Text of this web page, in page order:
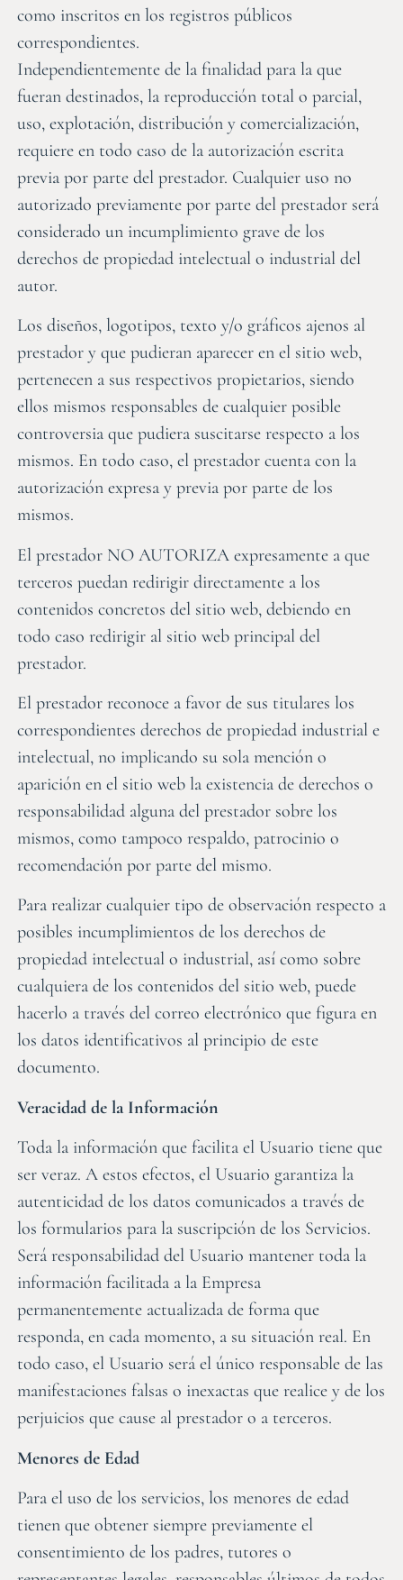
como inscritos en los registros públicos
correspondientes.
Independientemente de la finalidad para la que
fueran destinados, la reproducción total o parcial,
uso, explotación, distribución y comercialización,
requiere en todo caso de la autorización escrita
previa por parte del prestador. Cualquier uso no
autorizado previamente por parte del prestador será
considerado un incumplimiento grave de los
derechos de propiedad intelectual o industrial del
autor.
Los diseños, logotipos, texto y/o gráficos ajenos al
prestador y que pudieran aparecer en el sitio web,
pertenecen a sus respectivos propietarios, siendo
ellos mismos responsables de cualquier posible
controversia que pudiera suscitarse respecto a los
mismos. En todo caso, el prestador cuenta con la
autorización expresa y previa por parte de los
mismos.
El prestador NO AUTORIZA expresamente a que
terceros puedan redirigir directamente a los
contenidos concretos del sitio web, debiendo en
todo caso redirigir al sitio web principal del
prestador.
El prestador reconoce a favor de sus titulares los
correspondientes derechos de propiedad industrial e
intelectual, no implicando su sola mención o
aparición en el sitio web la existencia de derechos o
responsabilidad alguna del prestador sobre los
mismos, como tampoco respaldo, patrocinio o
recomendación por parte del mismo.
Para realizar cualquier tipo de observación respecto a
posibles incumplimientos de los derechos de
propiedad intelectual o industrial, así como sobre
cualquiera de los contenidos del sitio web, puede
hacerlo a través del correo electrónico que figura en
los datos identificativos al principio de este
documento.
Veracidad de la Información
Toda la información que facilita el Usuario tiene que
ser veraz. A estos efectos, el Usuario garantiza la
autenticidad de los datos comunicados a través de
los formularios para la suscripción de los Servicios.
Será responsabilidad del Usuario mantener toda la
información facilitada a la Empresa
permanentemente actualizada de forma que
responda, en cada momento, a su situación real. En
todo caso, el Usuario será el único responsable de las
manifestaciones falsas o inexactas que realice y de los
perjuicios que cause al prestador o a terceros.
Menores de Edad
Para el uso de los servicios, los menores de edad
tienen que obtener siempre previamente el
consentimiento de los padres, tutores o